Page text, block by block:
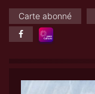
Carte abonné